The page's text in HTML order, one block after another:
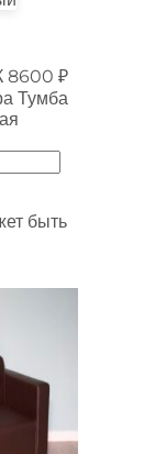
8600 ₽
Тумба
быть